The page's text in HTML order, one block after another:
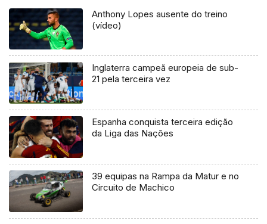
Anthony Lopes ausente do treino
(vídeo)
Inglaterra campeã europeia de sub-
21 pela terceira vez
Espanha conquista terceira edição
da Liga das Nações
39 equipas na Rampa da Matur e no
Circuito de Machico